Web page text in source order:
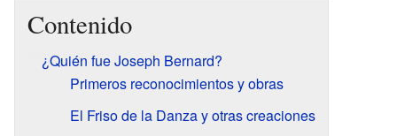
Contenido
¿Quién fue Joseph Bernard?
Primeros reconocimientos y obras
El Friso de la Danza y otras creaciones